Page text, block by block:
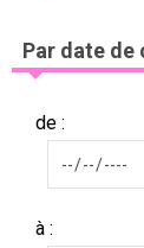
Par date de
de :
à :